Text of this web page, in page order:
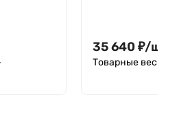
35 640 ₽/шт.
Товарные весы -